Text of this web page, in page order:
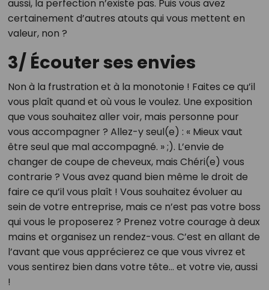
aussi, la perfection n’existe pas. Puis vous avez
certainement d’autres atouts qui vous mettent en
valeur, non ?
3/ Écouter ses envies
Non à la frustration et à la monotonie ! Faites ce qu’il
vous plaît quand et où vous le voulez. Une exposition
que vous souhaitez aller voir, mais personne pour
vous accompagner ? Allez-y seul(e) : « Mieux vaut
être seul que mal accompagné. » ;). L’envie de
changer de coupe de cheveux, mais Chéri(e) vous
contrarie ? Vous avez quand bien même le droit de
faire ce qu’il vous plaît ! Vous souhaitez évoluer au
sein de votre entreprise, mais ce n’est pas votre boss
qui vous le proposerez ? Prenez votre courage à deux
mains et organisez un rendez-vous. C’est en allant de
l’avant que vous apprécierez ce que vous vivrez et
vous sentirez bien dans votre tête… et votre vie, aussi
!